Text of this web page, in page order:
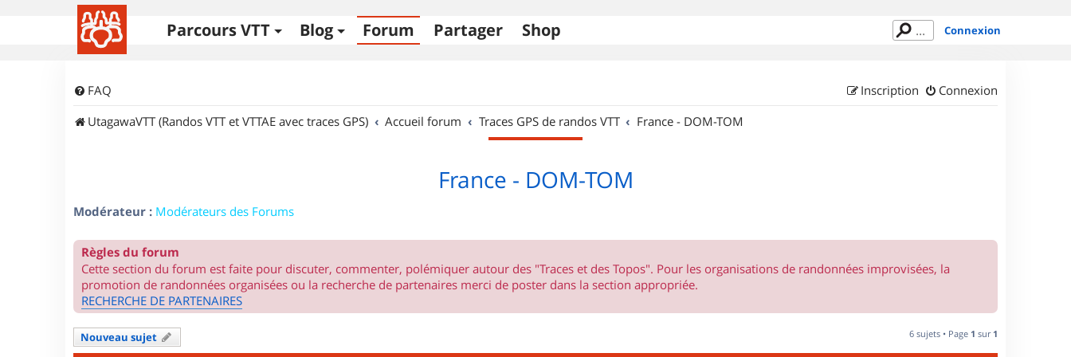
Parcours VTT Blog Forum Partager Shop Connexion
FAQ Connexion
Inscription
UtagawaVTT (Randos VTT et VTTAE avec traces GPS)
Accueil forum Traces GPS de randos VTT France - DOM-TOM
France - DOM-TOM
Modérateur : Modérateurs des Forums
Règles du forum
Cette section du forum est faite pour discuter, commenter, polémiquer autour des "Traces et des Topos". Pour les organisations de randonnées improvisées, la
promotion de randonnées organisées ou la recherche de partenaires merci de poster dans la section appropriée.
RECHERCHE DE PARTENAIRES
Nouveau sujet 6 sujets • Page 1 sur 1